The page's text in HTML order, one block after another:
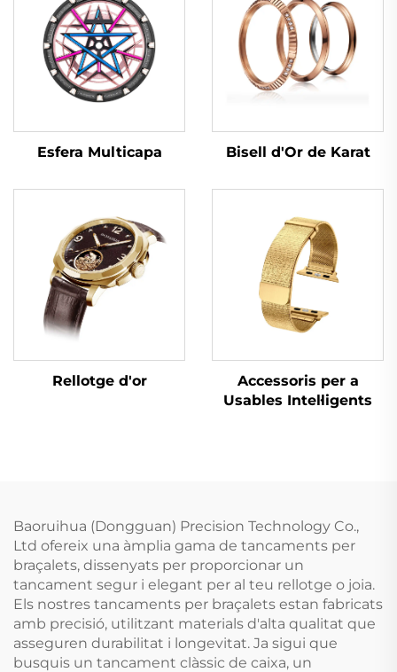
Esfera Multicapa Bisell d'Or de Karat
Rellotge d'or
Accessoris per a
Usables Intel·ligents
Baoruihua (Dongguan) Precision Technology Co.,
Ltd ofereix una àmplia gama de tancaments per
braçalets, dissenyats per proporcionar un
tancament segur i elegant per al teu rellotge o joia.
Els nostres tancaments per braçalets estan fabricats
amb precisió, utilitzant materials d'alta qualitat que
asseguren durabilitat i longevitat. Ja sigui que
busquis un tancament clàssic de caixa, un